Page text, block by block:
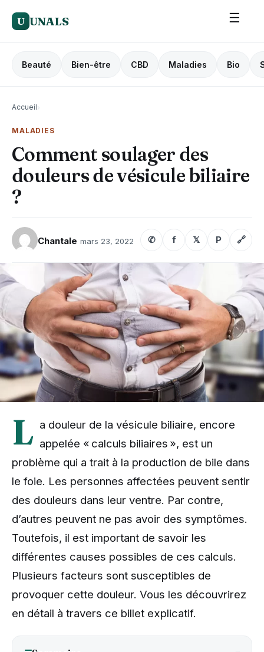
U UNALS ☰
Beauté Bien-être CBD Maladies Bio
Accueil›
MALADIES
Comment soulager des
douleurs de vésicule biliaire
?
Chantale mars 23, 2022 ✆ f 𝕏 P 🔗
L a douleur de la vésicule biliaire, encore
appelée « calculs biliaires », est un
problème qui a trait à la production de bile dans
le foie. Les personnes affectées peuvent sentir
des douleurs dans leur ventre. Par contre,
d’autres peuvent ne pas avoir des symptômes.
Toutefois, il est important de savoir les
différentes causes possibles de ces calculs.
Plusieurs facteurs sont susceptibles de
provoquer cette douleur. Vous les découvrirez
en détail à travers ce billet explicatif.